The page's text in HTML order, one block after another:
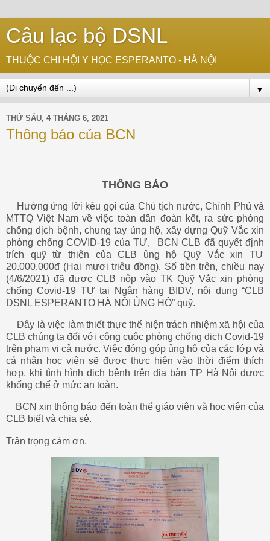
Câu lạc bộ DSNL
THUỘC CHI HỘI Y HỌC ESPERANTO - HÀ NỘI
▼
THỨ SÁU, 4 THÁNG 6, 2021
Thông báo của BCN
THÔNG BÁO
Hưởng ứng lời kêu gọi của Chủ tịch nước, Chính Phủ và
MTTQ Việt Nam về việc toàn dân đoàn kết, ra sức phòng
chống dịch bệnh, chung tay ủng hộ, xây dựng Quỹ Vắc xin
phòng chống COVID-19 của TƯ,
BCN CLB đã quyết định
trích quỹ từ thiện của CLB ủng hộ Quỹ Vắc xin TƯ
20.000.000đ (Hai mươi triệu đồng). Số tiền trên, chiều nay
(4/6/2021) đã được CLB nộp vào TK Quỹ Vắc xin phòng
chống Covid-19 TƯ tại Ngân hàng BIDV, nội dung “CLB
DSNL ESPERANTO HÀ NỘI ỦNG HỘ” quỹ.
Đây là việc làm thiết thực thể hiện trách nhiệm xã hội của
CLB chúng ta đối với công cuộc phòng chống dịch Covid-19
trên phạm vi cả nước. Việc đóng góp ủng hộ của các lớp và
cá nhân học viên sẽ được thực hiện vào thời điểm thích
hợp, khi tình hình dịch bệnh trên địa bàn TP Hà Nôi được
khống chế ở mức an toàn.
BCN xin thông báo đến toàn thể giáo viên và học viên của
CLB biết và chia sẻ.
Trân trọng cảm ơn.